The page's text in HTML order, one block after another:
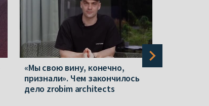
«Мы свою вину, конечно,
признали». Чем закончилось
дело zrobim architects